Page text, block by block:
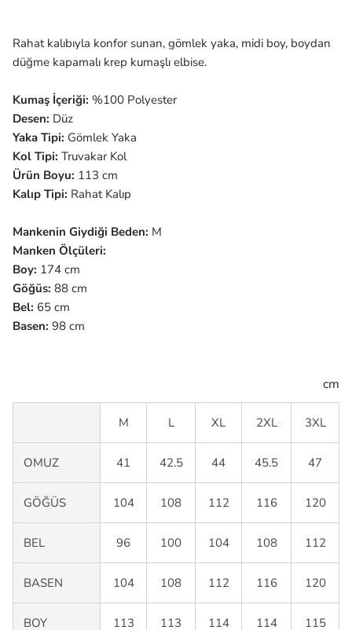
Rahat kalıbıyla konfor sunan, gömlek yaka, midi boy, boydan
düğme kapamalı krep kumaşlı elbise.
Kumaş İçeriği: %100 Polyester
Desen: Düz
Yaka Tipi: Gömlek Yaka
Kol Tipi: Truvakar Kol
Ürün Boyu: 113 cm
Kalıp Tipi: Rahat Kalıp
Mankenin Giydiği Beden: M
Manken Ölçüleri:
Boy: 174 cm
Göğüs: 88 cm
Bel: 65 cm
Basen: 98 cm
cm
M L XL 2XL 3XL
OMUZ 41 42.5 44 45.5 47
GÖĞÜS 104 108 112 116 120
BEL 96 100 104 108 112
BASEN 104 108 112 116 120
BOY 113 113 114 114 115